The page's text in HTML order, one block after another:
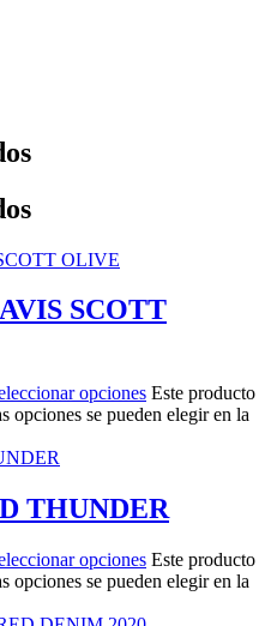
SCOTT
opciones Este producto
opciones se pueden elegir en la
THUNDER
opciones Este producto
opciones se pueden elegir en la